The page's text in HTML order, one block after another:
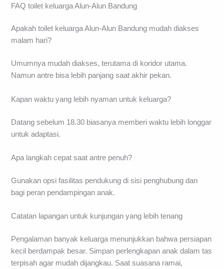
FAQ toilet keluarga Alun-Alun Bandung
Apakah toilet keluarga Alun-Alun Bandung mudah diakses
malam hari?
Umumnya mudah diakses, terutama di koridor utama.
Namun antre bisa lebih panjang saat akhir pekan.
Kapan waktu yang lebih nyaman untuk keluarga?
Datang sebelum 18.30 biasanya memberi waktu lebih longgar
untuk adaptasi.
Apa langkah cepat saat antre penuh?
Gunakan opsi fasilitas pendukung di sisi penghubung dan
bagi peran pendampingan anak.
Catatan lapangan untuk kunjungan yang lebih tenang
Pengalaman banyak keluarga menunjukkan bahwa persiapan
kecil berdampak besar. Simpan perlengkapan anak dalam tas
terpisah agar mudah dijangkau. Saat suasana ramai,